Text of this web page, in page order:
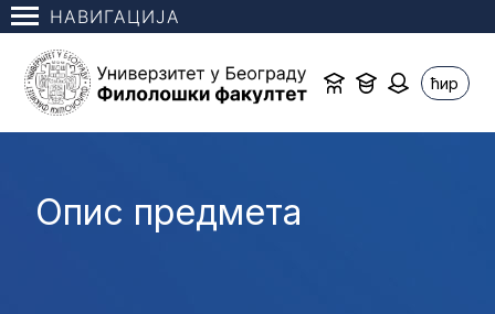
НАВИГАЦИЈА
ћир
Опис предмета